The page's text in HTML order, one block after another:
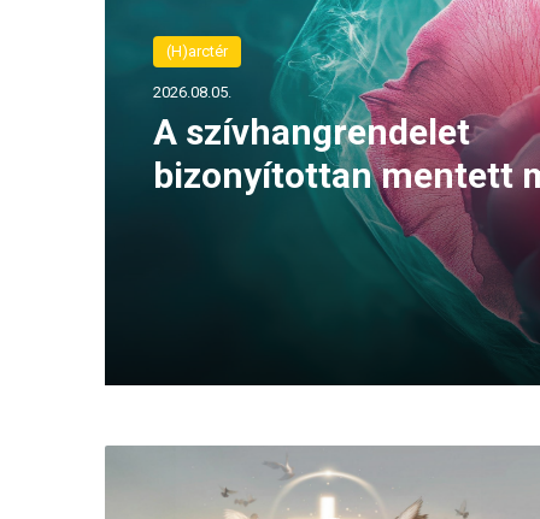
(H)arctér
2026.08.05.
A szívhangrendelet
bizonyítottan mentett